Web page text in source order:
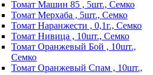
Томат Машин 85 , 5шт., Семко
Томат Мерхаба , 5шт., Семко
Томат Наранжести , 0,1г., Семко
Томат Нивица , 10шт., Семко
Томат Оранжевый Бой , 10шт.,
Семко
Томат Оранжевый Спам , 10шт.,